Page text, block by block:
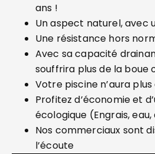
ans !
Un aspect naturel, avec
Une résistance hors
Avec sa capacité
souffrira plus de la boue
Votre piscine n’aura
Profitez d’économie et
écologique (Engrais,
Nos commerciaux sont
l’écoute